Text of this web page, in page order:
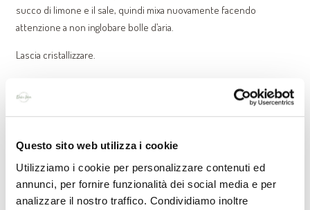
Questo sito web utilizza i cookie
Utilizziamo i cookie per personalizzare contenuti ed
annunci, per fornire funzionalità dei social media e per
analizzare il nostro traffico. Condividiamo inoltre
succo di limone e il sale, quindi mixa nuovamente facendo
attenzione a non inglobare bolle d’aria.
Lascia cristallizzare.
82 g Acqua
2,04 g Gelatina in polvere 220 bloom